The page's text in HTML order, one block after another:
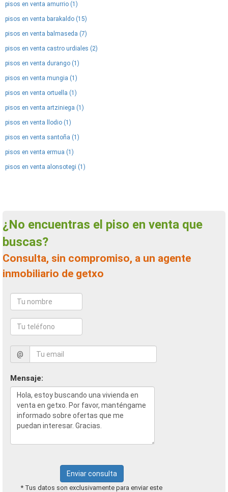
pisos en venta amurrio (1)
pisos en venta barakaldo (15)
pisos en venta balmaseda (7)
pisos en venta castro urdiales (2)
pisos en venta durango (1)
pisos en venta mungia (1)
pisos en venta ortuella (1)
pisos en venta artziniega (1)
pisos en venta llodio (1)
pisos en venta santoña (1)
pisos en venta ermua (1)
pisos en venta alonsotegi (1)
¿No encuentras el piso en venta que
buscas?
Consulta, sin compromiso, a un agente
inmobiliario de getxo
@
Mensaje:
Enviar consulta
* Tus datos son exclusivamente para enviar este